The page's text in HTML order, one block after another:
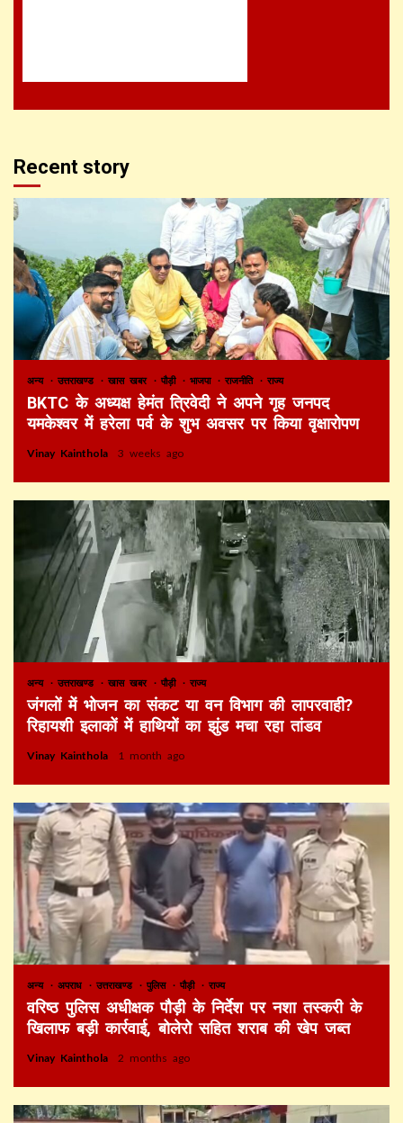
Recent story
अन्य उत्तराखण्ड खास खबर पौड़ी भाजपा राजनीति राज्य
BKTC के अध्यक्ष हेमंत त्रिवेदी ने अपने गृह जनपद
यमकेश्वर में हरेला पर्व के शुभ अवसर पर किया वृक्षारोपण
Vinay Kainthola 3 weeks ago
अन्य उत्तराखण्ड खास खबर पौड़ी राज्य
जंगलों में भोजन का संकट या वन विभाग की लापरवाही?
रिहायशी इलाकों में हाथियों का झुंड मचा रहा तांडव
Vinay Kainthola 1 month ago
अन्य अपराध उत्तराखण्ड पुलिस पौड़ी राज्य
वरिष्ठ पुलिस अधीक्षक पौड़ी के निर्देश पर नशा तस्करी के
खिलाफ बड़ी कार्रवाई, बोलेरो सहित शराब की खेप जब्त
Vinay Kainthola 2 months ago